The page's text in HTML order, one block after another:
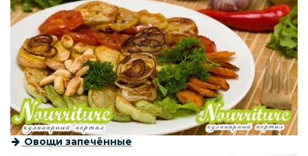
Овощи запечённые